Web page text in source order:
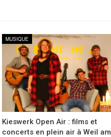
MUSIQUE
Kieswerk Open Air : films et
concerts en plein air à Weil am